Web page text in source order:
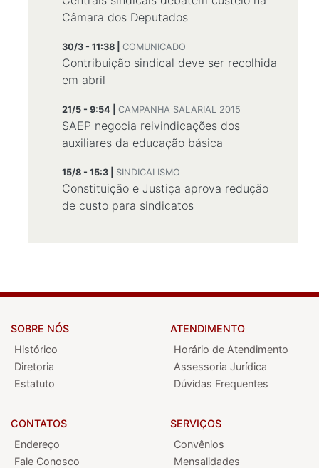
Câmara dos Deputados
30/3 - 11:38 | COMUNICADO
Contribuição sindical deve ser recolhida
em abril
21/5 - 9:54 | CAMPANHA SALARIAL 2015
SAEP negocia reivindicações dos
auxiliares da educação básica
15/8 - 15:3 | SINDICALISMO
Constituição e Justiça aprova redução
de custo para sindicatos
SOBRE NÓS
Histórico
Diretoria
Estatuto
CONTATOS
Endereço
Fale Conosco
ATENDIMENTO
Horário de Atendimento
Assessoria Jurídica
Dúvidas Frequentes
SERVIÇOS
Convênios
Mensalidades